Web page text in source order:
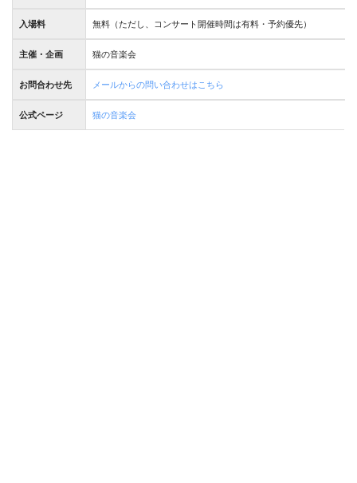
入場料 無料（ただし、コンサート開催時間は有料・予約優先）
主催・企画 猫の音楽会
お問合わせ先 メールからの問い合わせはこちら
公式ページ 猫の音楽会